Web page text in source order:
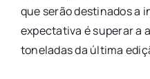
que serão destinados a
expectativa é superar a
toneladas da última